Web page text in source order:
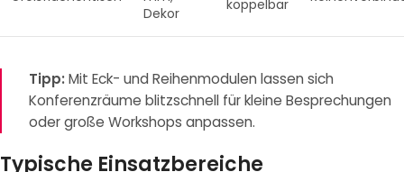
Dekor
koppelbar
Tipp:Mit Eck- und Reihenmodulen lassen sich
Konferenzräume blitzschnell für kleine Besprechungen
oder große Workshops anpassen.
Typische Einsatzbereiche